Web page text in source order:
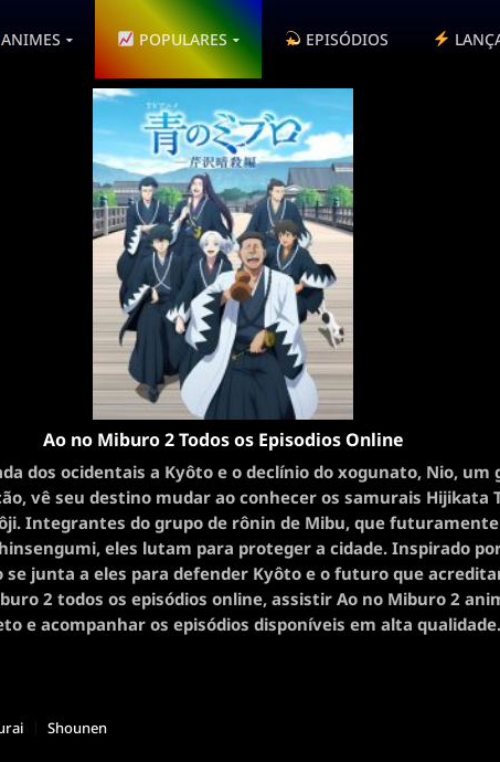
ANIMES POPULARES EPISÓDIOS
Ao no Miburo 2 Todos os Episodios Online
dos ocidentais a Kyôto e o declínio do xogunato, Nio, um
vê seu destino mudar ao conhecer os samurais Hijikata
Integrantes do grupo de rônin de Mibu, que
eles lutam para proteger a cidade. Inspirado
se junta a eles para defender Kyôto e o futuro que
2 todos os episódios online, assistir Ao no Miburo 2
e acompanhar os episódios disponíveis em alta qualidade.
Shounen